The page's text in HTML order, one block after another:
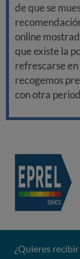
de que se
online
que existe la
refrescarse
recogemos
con otra
¿Quieres